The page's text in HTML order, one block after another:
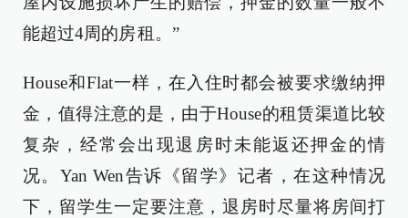
能超过4周的房 租。”
House和Flat一样，在入住时都会被要求缴纳押
金，值得注意的是，由于House的租赁渠道比较
复杂，经常会出现退房时未能返还押金的情
况。Yan Wen告诉《留学》记者，在这种情况
下，留学生一定要注意，退房时尽量将房间打